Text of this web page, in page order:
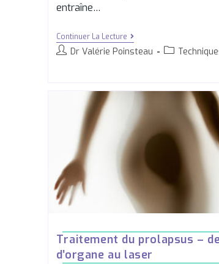
entraîne…
Continuer La Lecture
Dr Valérie Poinsteau
Traitement du prolapsus –
d’organe au laser